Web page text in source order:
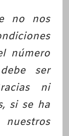
no nos
número
ser
ni
, si se ha